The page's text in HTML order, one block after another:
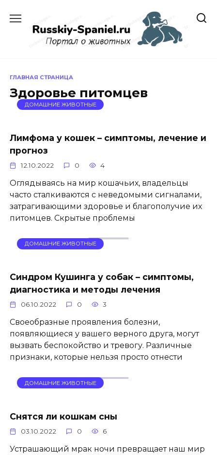
содержанию
ГЛАВНАЯ СТРАНИЦА
Здоровье питомцев
ДОМАШНИЕ ЖИВОТНЫЕ
Лимфома у кошек – симптомы, лечение и
прогноз
12.10.2022 0 4
Оглядываясь на мир кошачьих, владельцы
часто сталкиваются с неведомыми сигналами,
затрагивающими здоровье и благополучие их
питомцев. Скрытые проблемы
ДОМАШНИЕ ЖИВОТНЫЕ
Синдром Кушинга у собак – симптомы,
диагностика и методы лечения
06.10.2022 0 3
Своеобразные проявления болезни,
появляющиеся у вашего верного друга, могут
вызвать беспокойство и тревогу. Различные
признаки, которые нельзя просто отнести
ДОМАШНИЕ ЖИВОТНЫЕ
Снятся ли кошкам сны
03.10.2022 0 6
Устрашающий мрак ночи превращает наш мир